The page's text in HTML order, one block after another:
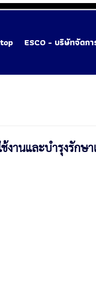
ESCO - บริษัทจัดก
านและบำรุงรักษ